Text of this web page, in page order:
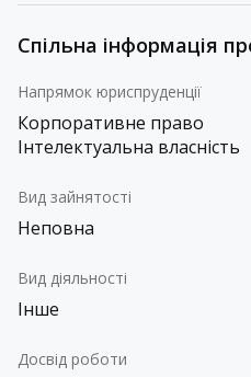
Спільна інформація
Напрямок юриспруденції
Корпоративне право
Інтелектуальна власність
Вид зайнятості
Неповна
Вид діяльності
Інше
Досвід роботи